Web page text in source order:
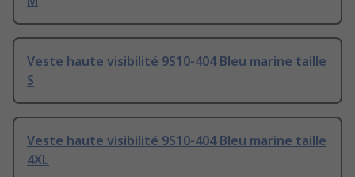
Veste haute visibilité 9S10-404 Bleu marine taille
S
Veste haute visibilité 9S10-404 Bleu marine taille
4XL